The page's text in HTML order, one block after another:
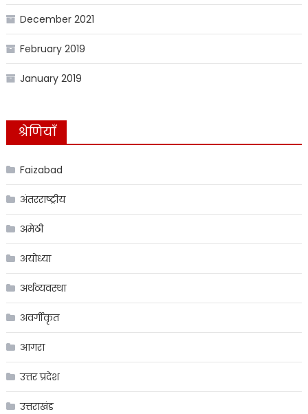
December 2021
February 2019
January 2019
श्रेणियाँ
Faizabad
अंतरराष्ट्रीय
अमेठी
अयोध्या
अर्थव्यवस्था
अवर्गीकृत
आगरा
उत्तर प्रदेश
उत्तराखंड